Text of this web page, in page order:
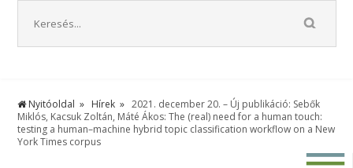
Nyitóoldal Hírek
2021. december 20. – Új publikáció: Sebők
Miklós, Kacsuk Zoltán, Máté Ákos: The (real) need for a human touch:
testing a human–machine hybrid topic classification workflow on a New
York Times corpus